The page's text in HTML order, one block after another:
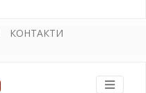
КОНТАКТИ